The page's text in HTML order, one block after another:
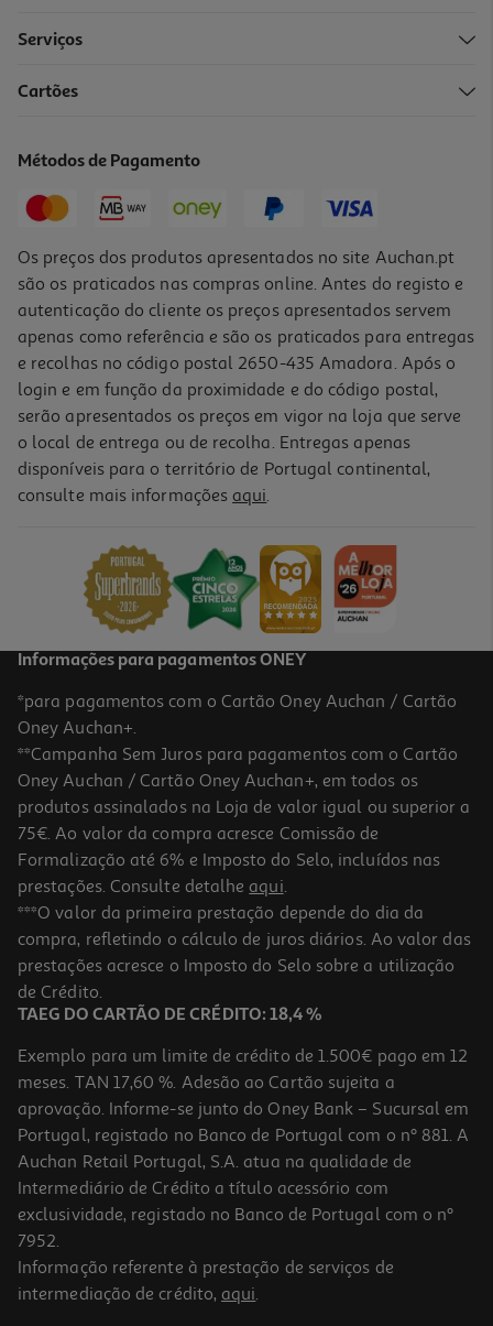
Price reduced from
99,99 €to
Promoção
Chapéu De Sol Com Abrigo Aktive Mesa De Apoio E Pincho
49,99 €
-24%
Chapéu De Sol Gardenstar Bege Ø180cm Uv50
12.99 €/un
Price reduced from
16,99 €to
12,99 €
Promoção
-25%
Tenda Praia Pincho 210cm
Serviços
Cartões
Métodos de Pagamento
Os preços dos produtos apresentados no site Auchan.pt
são os praticados nas compras online. Antes do registo e
autenticação do cliente os preços apresentados servem
apenas como referência e são os praticados para entregas
e recolhas no código postal 2650-435 Amadora. Após o
login e em função da proximidade e do código postal,
serão apresentados os preços em vigor na loja que serve
o local de entrega ou de recolha. Entregas apenas
disponíveis para o território de Portugal continental,
consulte mais informações aqui.
Informações para pagamentos ONEY
*para pagamentos com o Cartão Oney Auchan / Cartão
Oney Auchan+.
**Campanha Sem Juros para pagamentos com o Cartão
Oney Auchan / Cartão Oney Auchan+, em todos os
produtos assinalados na Loja de valor igual ou superior a
75€. Ao valor da compra acresce Comissão de
Formalização até 6% e Imposto do Selo, incluídos nas
prestações. Consulte detalhe aqui.
***O valor da primeira prestação depende do dia da
compra, refletindo o cálculo de juros diários. Ao valor das
prestações acresce o Imposto do Selo sobre a utilização
de Crédito.
TAEG DO CARTÃO DE CRÉDITO: 18,4 %
Exemplo para um limite de crédito de 1.500€ pago em 12
meses. TAN 17,60 %. Adesão ao Cartão sujeita a
aprovação. Informe-se junto do Oney Bank – Sucursal em
Portugal, registado no Banco de Portugal com o nº 881. A
Auchan Retail Portugal, S.A. atua na qualidade de
Intermediário de Crédito a título acessório com
exclusividade, registado no Banco de Portugal com o nº
7952.
Informação referente à prestação de serviços de
intermediação de crédito, aqui.